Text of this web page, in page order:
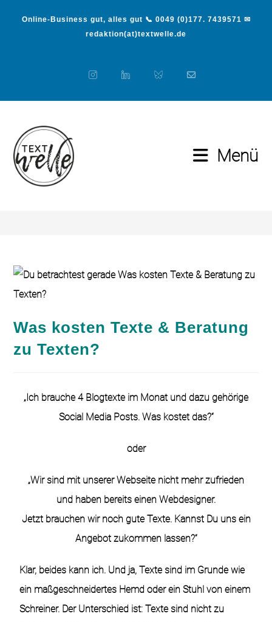
Online-Business gut, alles gut 📞 0049 (0)177. 7439571 ✉
redaktion(at)textwelle.de
Menü
Blog
Was kosten Texte & Beratung
zu Texten?
„Ich brauche 4 Blogtexte im Monat und dazu gehörige
Social Media Posts. Was kostet das?“
oder
„Wir sind mit unserer Webseite nicht mehr zufrieden
und haben bereits einen Webdesigner.
Jetzt brauchen wir noch gute Texte. Kannst Du uns ein
Angebot zukommen lassen?“
Klar, beides kann ich. Und ja, Texte sind im Grunde wie
ein maßgeschneidertes Hemd oder ein Stuhl von einem
Schreiner. Der Unterschied ist: Texte sind nicht zu